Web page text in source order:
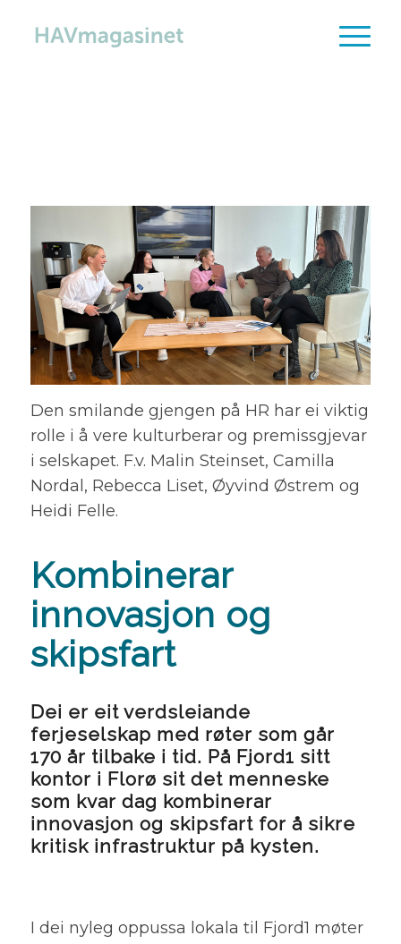
Den smilande gjengen på HR har ei viktig
rolle i å vere kulturberar og premissgjevar
i selskapet. F.v. Malin Steinset, Camilla
Nordal, Rebecca Liset, Øyvind Østrem og
Heidi Felle.
Kombinerar
innovasjon og
skipsfart
Dei er eit verdsleiande
ferjeselskap med røter som går
170 år tilbake i tid. På Fjord1 sitt
kontor i Florø sit det menneske
som kvar dag kombinerar
innovasjon og skipsfart for å sikre
kritisk infrastruktur på kysten.
I dei nyleg oppussa lokala til Fjord1 møter